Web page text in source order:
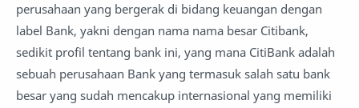
perusahaan yang bergerak di bidang keuangan dengan
label Bank, yakni dengan nama nama besar Citibank,
sedikit profil tentang bank ini, yang mana CitiBank adalah
sebuah perusahaan Bank yang termasuk salah satu bank
besar yang sudah mencakup internasional yang memiliki